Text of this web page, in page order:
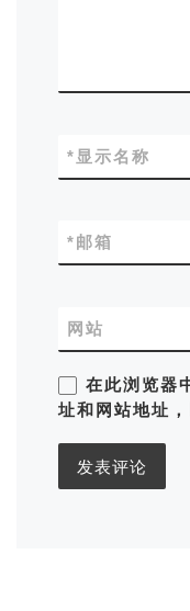
显示名称
*
邮箱
*
网站
在此浏览器
址和网站地址